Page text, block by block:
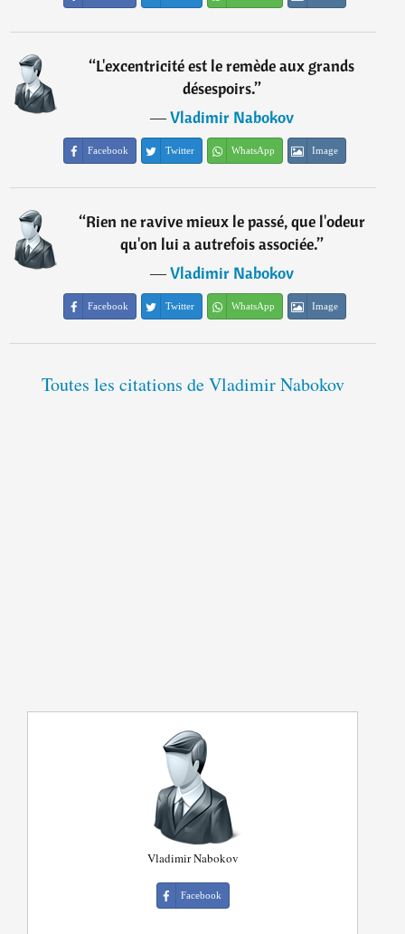
“L'excentricité est le remède aux grands
désespoirs.”
―Vladimir Nabokov
Facebook Twitter WhatsApp Image
“Rien ne ravive mieux le passé, que l'odeur
qu'on lui a autrefois associée.”
―Vladimir Nabokov
Facebook Twitter WhatsApp Image
Toutes les citations de Vladimir Nabokov
Vladimir Nabokov
Facebook